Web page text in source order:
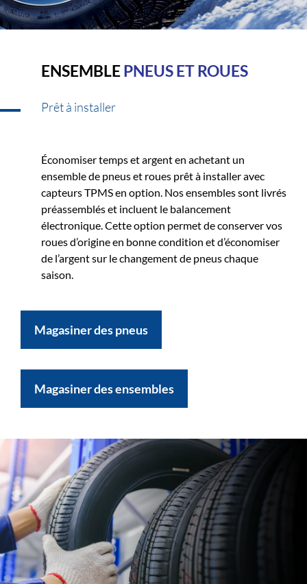
ENSEMBLEPNEUS ET ROUES
Prêt à installer
Économiser temps et argent en achetant un
ensemble de pneus et roues prêt à installer avec
capteurs TPMS en option. Nos ensembles sont livrés
préassemblés et incluent le balancement
électronique. Cette option permet de conserver vos
roues d’origine en bonne condition et d’économiser
de l’argent sur le changement de pneus chaque
saison.
Magasiner des pneus
Magasiner des ensembles